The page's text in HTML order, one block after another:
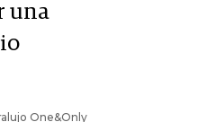
una
One&Only